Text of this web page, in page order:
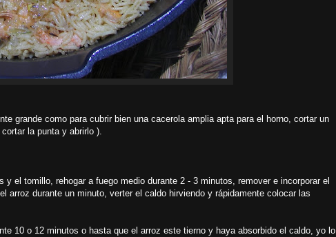
grande como para cubrir bien una cacerola amplia apta para el horno, cortar un
la punta y abrirlo ).
el tomillo, rehogar a fuego medio durante 2 - 3 minutos, remover e incorporar el
durante un minuto, verter el caldo hirviendo y rápidamente colocar las
10 o 12 minutos o hasta que el arroz este tierno y haya absorbido el caldo, yo lo